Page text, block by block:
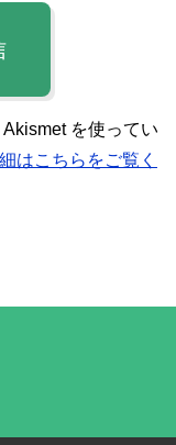
を使ってい
はこちらをご覧く